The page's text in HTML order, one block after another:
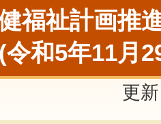
福祉計画推
令和5年11月
更